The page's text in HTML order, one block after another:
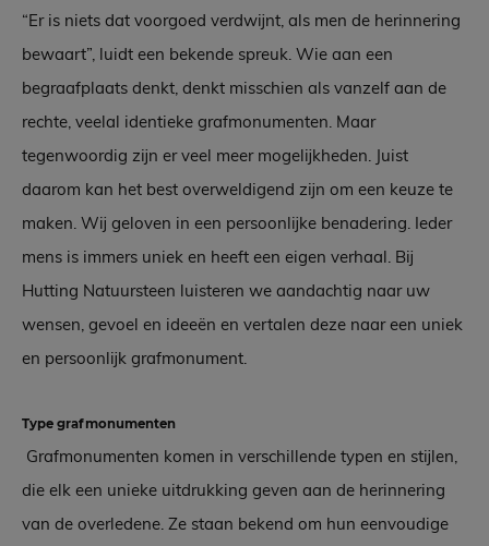
“Er is niets dat voorgoed verdwijnt, als men de herinnering
bewaart”, luidt een bekende spreuk. Wie aan een
begraafplaats denkt, denkt misschien als vanzelf aan de
rechte, veelal identieke grafmonumenten. Maar
tegenwoordig zijn er veel meer mogelijkheden. Juist
daarom kan het best overweldigend zijn om een keuze te
maken. Wij geloven in een persoonlijke benadering. Ieder
mens is immers uniek en heeft een eigen verhaal. Bij
Hutting Natuursteen luisteren we aandachtig naar uw
wensen, gevoel en ideeën en vertalen deze naar een uniek
en persoonlijk grafmonument.
Type grafmonumenten
Grafmonumenten komen in verschillende typen en stijlen,
die elk een unieke uitdrukking geven aan de herinnering
van de overledene. Ze staan bekend om hun eenvoudige